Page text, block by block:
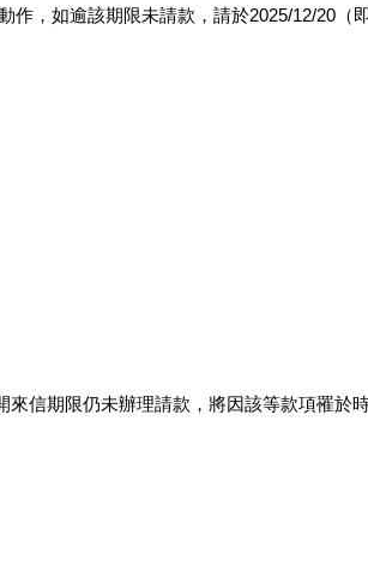
，如逾該期限未請款，請於2025/12/20（
信期限仍未辦理請款，將因該等款項罹於